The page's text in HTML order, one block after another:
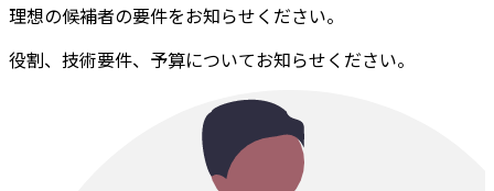
理想の候補者の要件をお知らせください。
役割、技術要件、予算についてお知らせください。